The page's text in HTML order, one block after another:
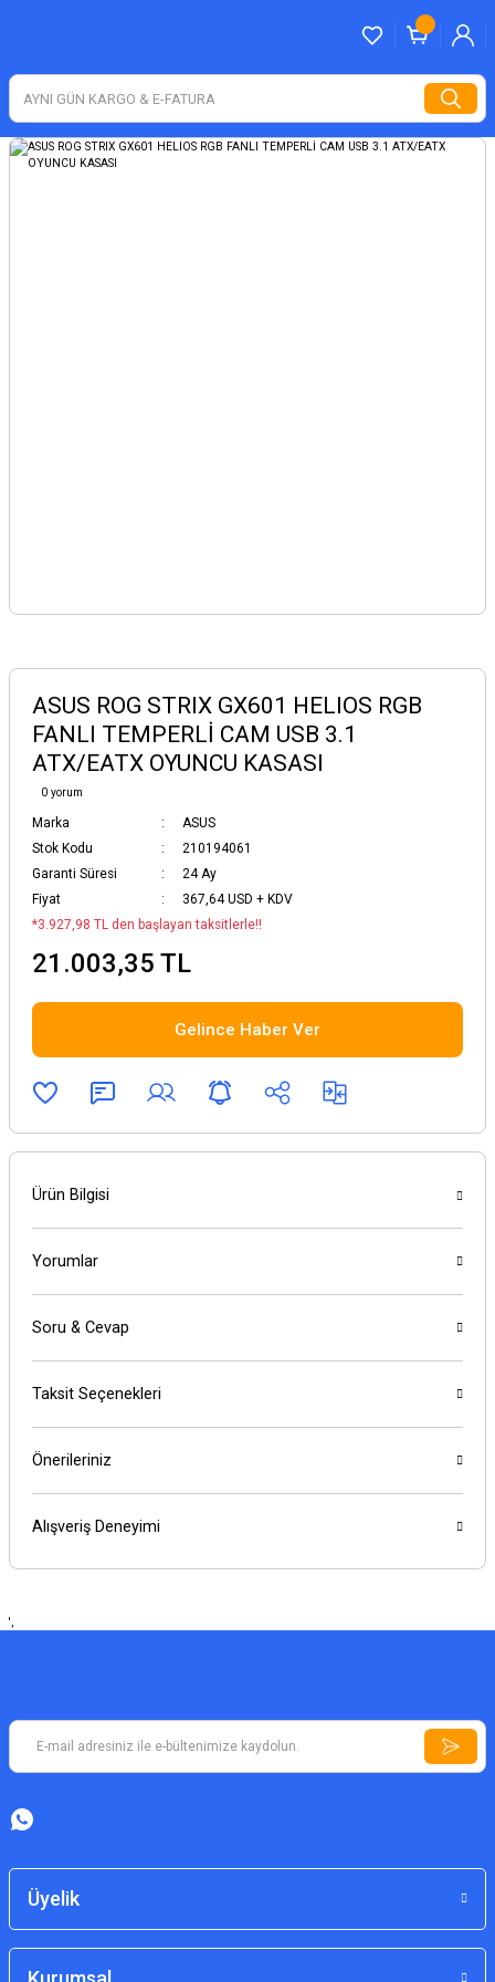
ASUS ROG STRIX GX601 HELIOS RGB
FANLI TEMPERLİ CAM USB 3.1
ATX/EATX OYUNCU KASASI
0 yorum
Marka
ASUS
Stok Kodu
210194061
Garanti Süresi
24 Ay
Fiyat
367,64 USD + KDV
*3.927,98 TL den başlayan taksitlerle!!
21.003,35 TL
Gelince Haber Ver
Ürün Bilgisi
Yorumlar
Soru & Cevap
Taksit Seçenekleri
Önerileriniz
Alışveriş Deneyimi
',
Üyelik